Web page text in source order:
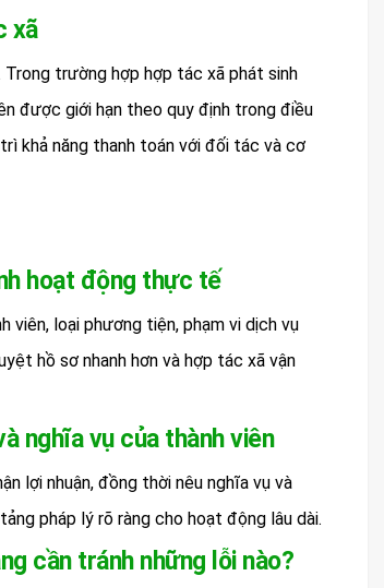
xã
Trong trường hợp hợp tác xã phát sinh
được giới hạn theo quy định trong điều
khả năng thanh toán với đối tác và cơ
hoạt động thực tế
viên, loại phương tiện, phạm vi dịch vụ
hồ sơ nhanh hơn và hợp tác xã vận
nghĩa vụ của thành viên
lợi nhuận, đồng thời nêu nghĩa vụ và
pháp lý rõ ràng cho hoạt động lâu dài.
cần tránh những lỗi nào?